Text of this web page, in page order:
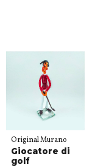
Original Murano
Giocatore di
golf